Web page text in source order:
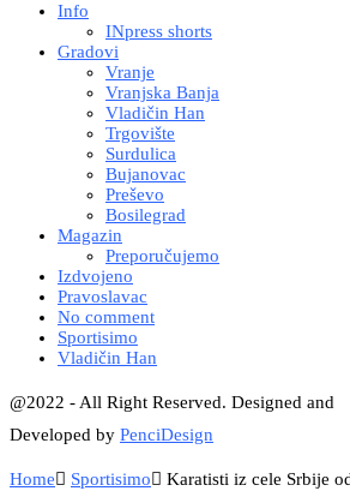
Info
INpress shorts
Gradovi
Vranje
Vranjska Banja
Vladičin Han
Trgovište
Surdulica
Bujanovac
Preševo
Bosilegrad
Magazin
Preporučujemo
Izdvojeno
Pravoslavac
No comment
Sportisimo
Vladičin Han
@2022 - All Right Reserved. Designed and
Developed by PenciDesign
Home Sportisimo
Karatisti iz cele Srbije